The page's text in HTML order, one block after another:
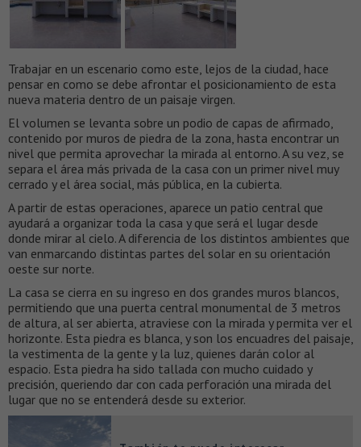
Trabajar en un escenario como este, lejos de la ciudad, hace
pensar en como se debe afrontar el posicionamiento de esta
nueva materia dentro de un paisaje virgen.
El volumen se levanta sobre un podio de capas de afirmado,
contenido por muros de piedra de la zona, hasta encontrar un
nivel que permita aprovechar la mirada al entorno. A su vez, se
separa el área más privada de la casa con un primer nivel muy
cerrado y el área social, más pública, en la cubierta.
A partir de estas operaciones, aparece un patio central que
ayudará a organizar toda la casa y que será el lugar desde
donde mirar al cielo. A diferencia de los distintos ambientes que
van enmarcando distintas partes del solar en su orientación
oeste sur norte.
La casa se cierra en su ingreso en dos grandes muros blancos,
permitiendo que una puerta central monumental de 3 metros
de altura, al ser abierta, atraviese con la mirada y permita ver el
horizonte. Esta piedra es blanca, y son los encuadres del paisaje,
la vestimenta de la gente y la luz, quienes darán color al
espacio. Esta piedra ha sido tallada con mucho cuidado y
precisión, queriendo dar con cada perforación una mirada del
lugar que no se entenderá desde su exterior.